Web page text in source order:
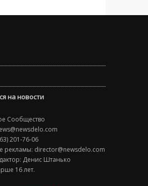
на новости
Сообщество
201-76-06
рекламы: director@newsdelo.com
Денис Штанько
16 лет.